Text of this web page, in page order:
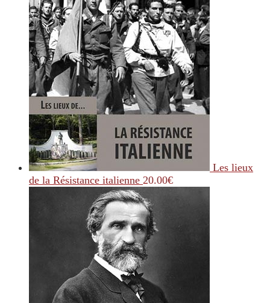
Les lieux
de la Résistance italienne 20.00€